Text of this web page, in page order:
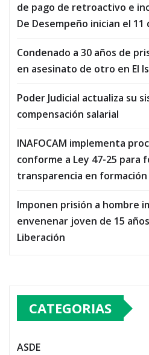
de pago de retroactivo e
De Desempeño inician el 11
Condenado a 30 años de
en asesinato de otro en El
Poder Judicial actualiza su
compensación salarial
INAFOCAM implementa
conforme a Ley 47-25 para
transparencia en
Imponen prisión a hombre
envenenar joven de 15
Liberación
CATEGORIAS
ASDE